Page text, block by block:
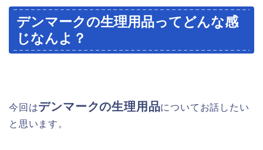
デンマークの生理用品ってどんな感
じなんよ？
今回はデンマークの生理用品について お話したい
と思います。